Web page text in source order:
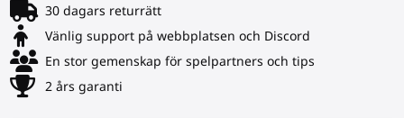
30 dagars returrätt
Vänlig support på webbplatsen och Discord
En stor gemenskap för spelpartners och tips
2 års garanti